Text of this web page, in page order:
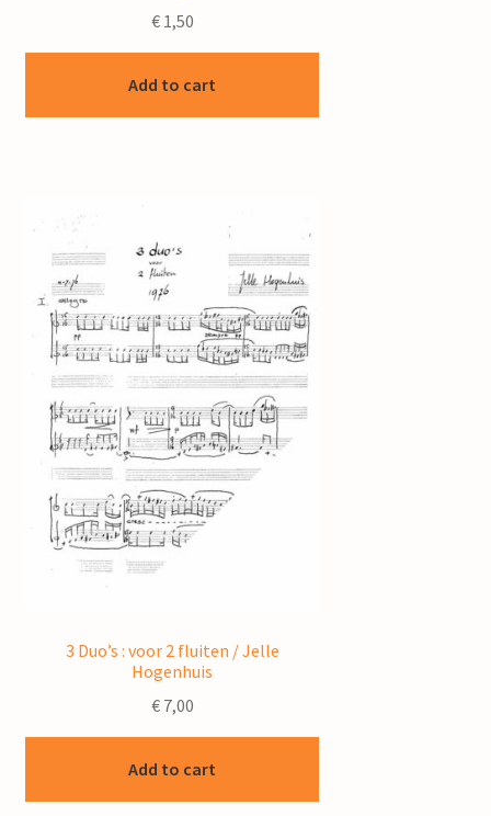
€1,50
Add to cart
3 Duo’s : voor 2 fluiten / Jelle
Hogenhuis
€7,00
Add to cart